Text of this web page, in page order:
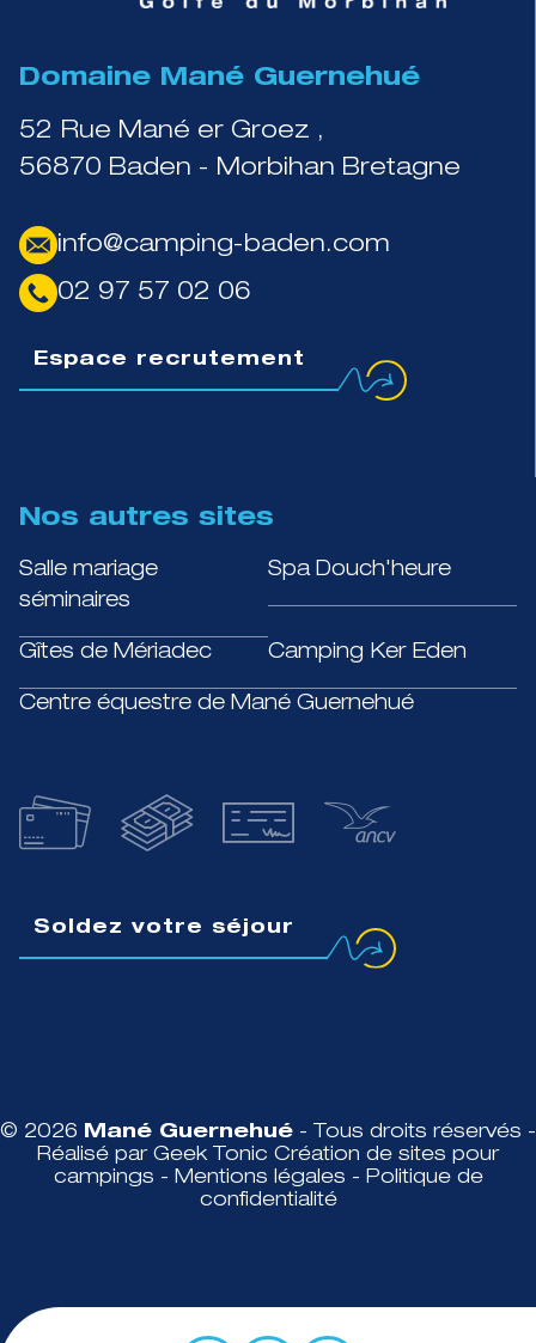
Domaine Mané Guernehué
52 Rue Mané er Groez ,
56870 Baden - Morbihan Bretagne
info@camping-baden.com
02 97 57 02 06
Espace recrutement
Nos autres sites
Salle mariage
séminaires
Spa Douch'heure
Gîtes de Mériadec Camping Ker Eden
Centre équestre de Mané Guernehué
Soldez votre séjour
© 2026 Mané Guernehué - Tous droits réservés -
Réalisé par Geek Tonic Création de sites pour
campings - Mentions légales - Politique de
confidentialité